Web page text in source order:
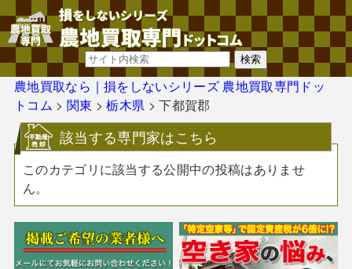
農地買取なら｜損をしないシリーズ 農地買取専門ドッ
トコム > 関東 >栃木県 >下都賀郡
該当する専門家はこちら
このカテゴリに該当する公開中の投稿はありませ
ん。